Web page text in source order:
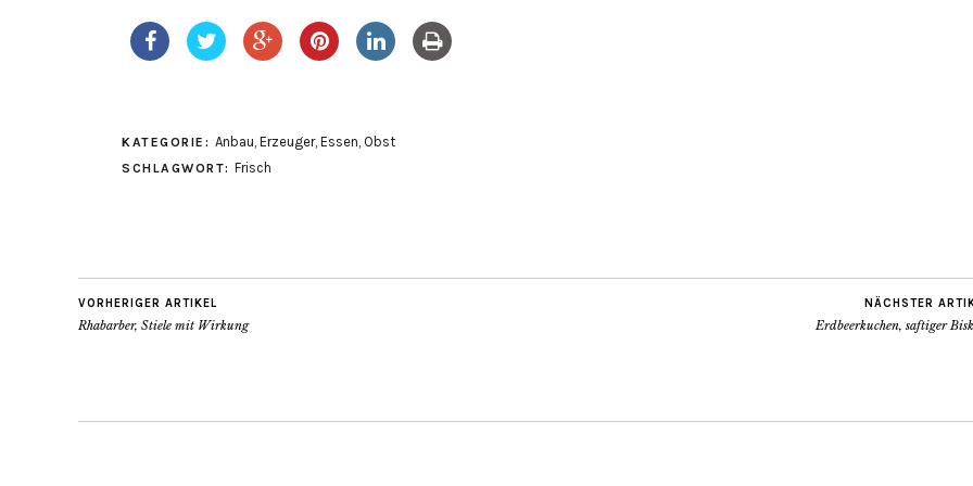
KATEGORIE: Anbau, Erzeuger, Essen, Obst
SCHLAGWORT: Frisch
VORHERIGER ARTIKEL
Rhabarber, Stiele mit Wirkung
NÄCHSTER
Erdbeerkuchen, saftiger